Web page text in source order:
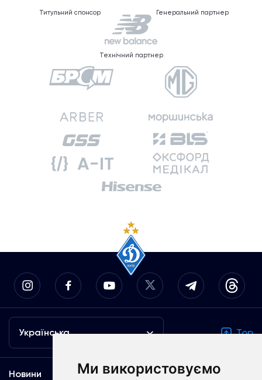
Ми використовуємо
Титульний спонсор Генеральний партнер
Технічний партнер
Українська Top
Новини Медіа